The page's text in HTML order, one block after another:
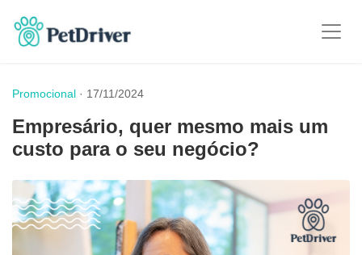
Promocional · 17/11/2024
Empresário, quer mesmo mais um
custo para o seu negócio?